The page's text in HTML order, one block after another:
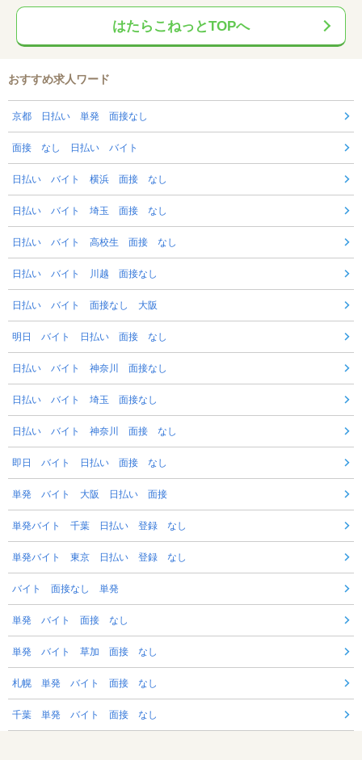
はたらこねっとTOPへ
おすすめ求人ワード
京都 日払い 単発 面接なし
面接 なし 日払い バイト
日払い バイト 横浜 面接 なし
日払い バイト 埼玉 面接 なし
日払い バイト 高校生 面接 なし
日払い バイト 川越 面接なし
日払い バイト 面接なし 大阪
明日 バイト 日払い 面接 なし
日払い バイト 神奈川 面接なし
日払い バイト 埼玉 面接なし
日払い バイト 神奈川 面接 なし
即日 バイト 日払い 面接 なし
単発 バイト 大阪 日払い 面接
単発バイト 千葉 日払い 登録 なし
単発バイト 東京 日払い 登録 なし
バイト 面接なし 単発
単発 バイト 面接 なし
単発 バイト 草加 面接 なし
札幌 単発 バイト 面接 なし
千葉 単発 バイト 面接 なし